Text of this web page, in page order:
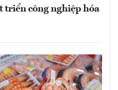
triển công nghiệp hóa